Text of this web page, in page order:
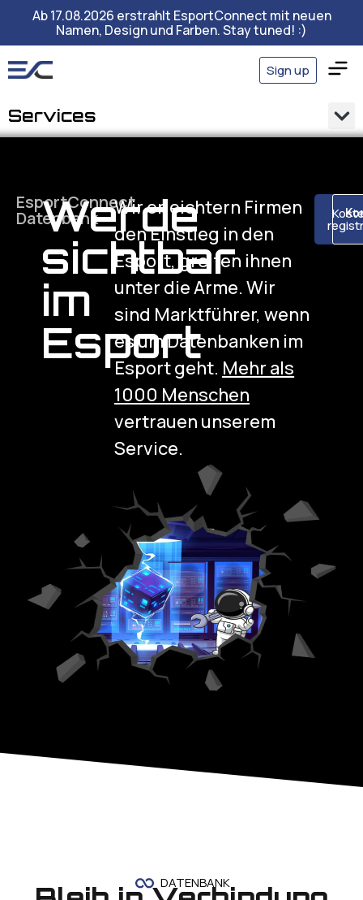
Ab 17.08.2026 erstrahlt EsportConnect mit neuen
Namen, Design und Farben. Stay tuned! :)
Sign up
Services
EsportConnect
Datenbank
Werde
sichtbar
im
Esport
Wir erleichtern Firmen
den Einstieg in den
Esport, greifen ihnen
unter die Arme. Wir
sind Marktführer, wenn
es um Datenbanken im
Esport geht. Mehr als
1000 Menschen
vertrauen unserem
Service.
DATENBANK